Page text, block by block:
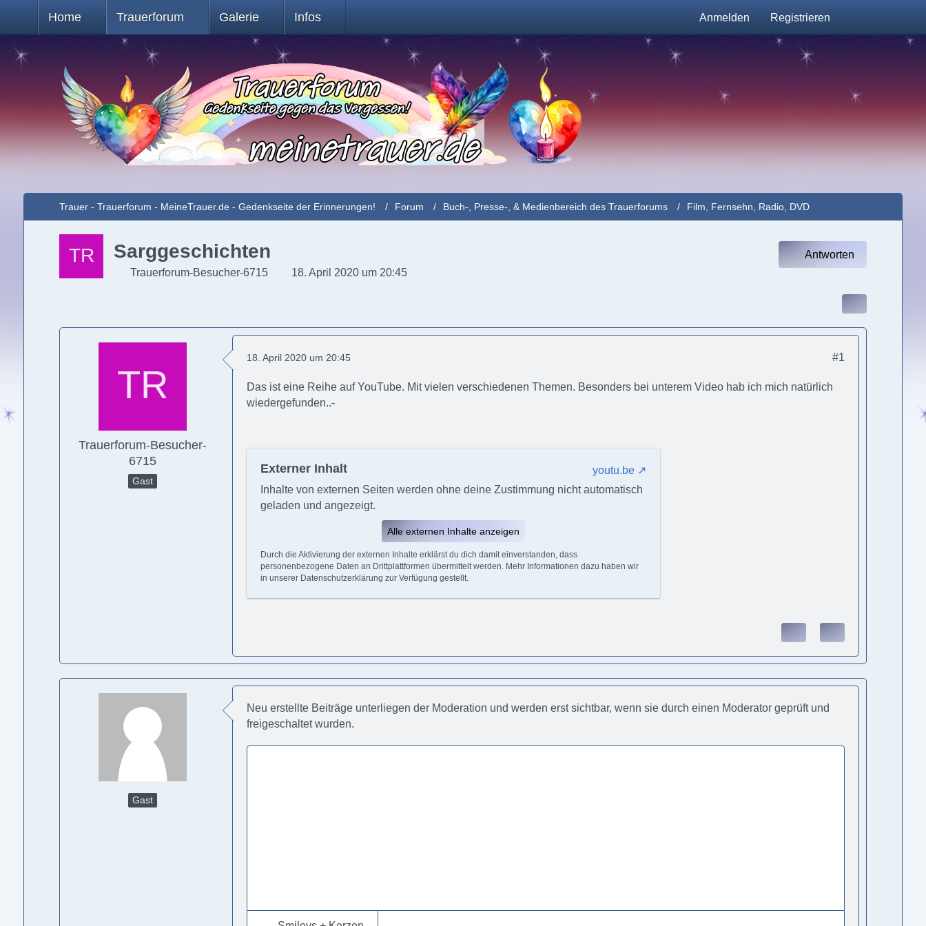
Home Trauerforum Galerie Infos Anmelden Registrieren
Trauer - Trauerforum - MeineTrauer.de - Gedenkseite der Erinnerungen! Forum Buch-, Presse-, & Medienbereich des Trauerforums Film, Fernsehn, Radio, DVD
Sarggeschichten
Trauerforum-Besucher-6715 18. April 2020 um 20:45
Antworten
Trauerforum-Besucher-
6715
Gast
18. April 2020 um 20:45 #1
Das ist eine Reihe auf YouTube. Mit vielen verschiedenen Themen. Besonders bei unterem Video hab ich mich natürlich
wiedergefunden..-
Externer Inhalt
youtu.be
Inhalte von externen Seiten werden ohne deine Zustimmung nicht automatisch
geladen und angezeigt.
Alle externen Inhalte anzeigen
Durch die Aktivierung der externen Inhalte erklärst du dich damit einverstanden, dass
personenbezogene Daten an Drittplattformen übermittelt werden. Mehr Informationen dazu haben wir
in unserer Datenschutzerklärung zur Verfügung gestellt.
Gast
Neu erstellte Beiträge unterliegen der Moderation und werden erst sichtbar, wenn sie durch einen Moderator geprüft und
freigeschaltet wurden.